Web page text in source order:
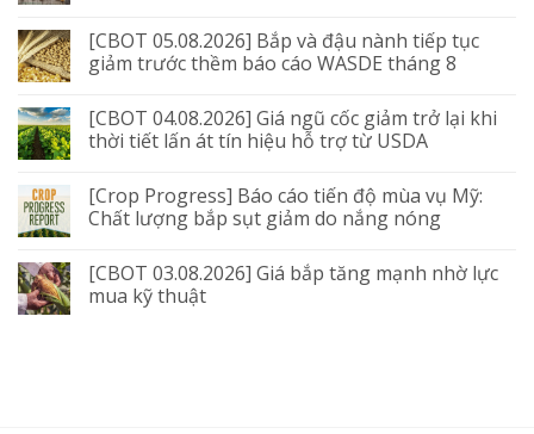
[CBOT 05.08.2026] Bắp và đậu nành tiếp tục
giảm trước thềm báo cáo WASDE tháng 8
[CBOT 04.08.2026] Giá ngũ cốc giảm trở lại khi
thời tiết lấn át tín hiệu hỗ trợ từ USDA
[Crop Progress] Báo cáo tiến độ mùa vụ Mỹ:
Chất lượng bắp sụt giảm do nắng nóng
[CBOT 03.08.2026] Giá bắp tăng mạnh nhờ lực
mua kỹ thuật